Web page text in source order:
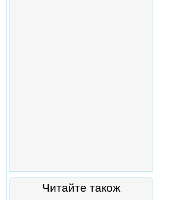
Читайте також